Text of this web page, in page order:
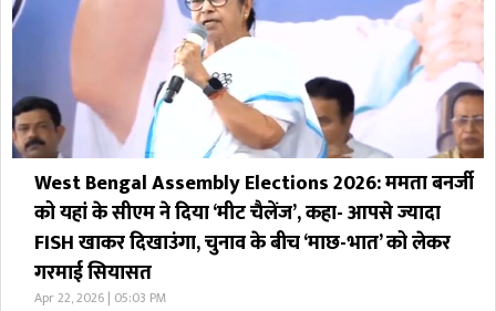
West Bengal Assembly Elections 2026: ममता बनर्जी
को यहां के सीएम ने दिया ‘मीट चैलेंज’, कहा- आपसे ज्यादा
FISH खाकर दिखाउंगा, चुनाव के बीच ‘माछ-भात’ को लेकर
गरमाई सियासत
Apr 22, 2026 | 05:03 PM